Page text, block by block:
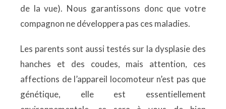
de la vue). Nous garantissons donc que votre
compagnon ne développera pas ces maladies.
Les parents sont aussi testés sur la dysplasie des
hanches et des coudes, mais attention, ces
affections de l’appareil locomoteur n’est pas que
génétique, elle est essentiellement